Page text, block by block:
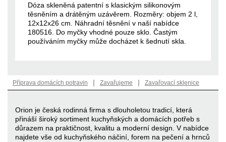
Dóza skleněná patentní s klasickým silikonovým
těsněním a drátěným uzávěrem. Rozměry: objem 2 l,
12x12x26 cm. Náhradní těsnění v naší nabídce
180516. Do myčky vhodné pouze sklo. Častým
používáním myčky může docházet k šednutí skla.
Příprava domácích potravin | Zavařujeme | Zavařovací sklenice
Orion je česká rodinná firma s dlouholetou tradicí, která
přináší široký sortiment kuchyňských a domácích potřeb s
důrazem na praktičnost, kvalitu a moderní design. V nabídce
najdete vše od kuchyňského náčiní, forem na pečení a hrnců